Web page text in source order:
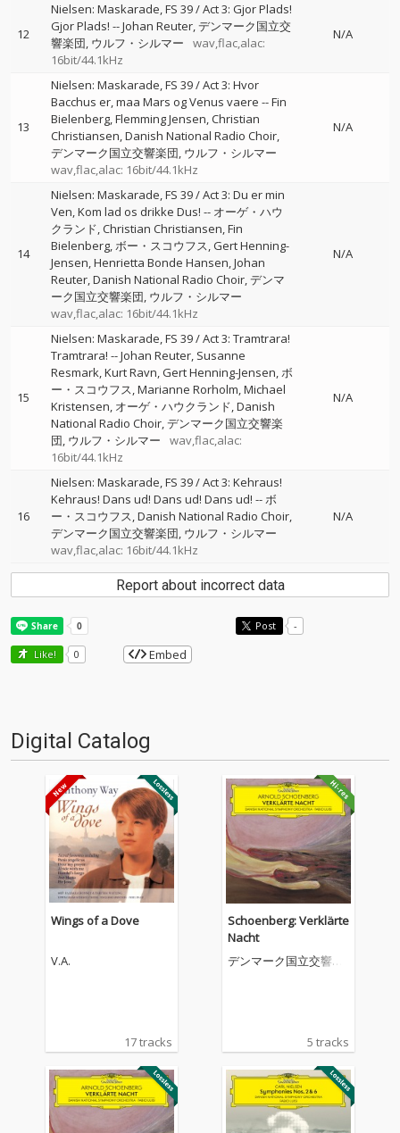
12
Nielsen: Maskarade, FS 39 / Act 3: Gjor Plads!
Gjor Plads! --Johan Reuter デンマーク国立交
響楽団 ウルフ・シルマー
wav,flac,alac:
16bit/44.1kHz
N/A
13
Nielsen: Maskarade, FS 39 / Act 3: Hvor
Bacchus er, maa Mars og Venus vaere --Fin
Bielenberg Flemming Jensen Christian
Christiansen Danish National Radio Choir
デンマーク国立交響楽団 ウルフ・シルマー
wav,flac,alac: 16bit/44.1kHz
N/A
14
Nielsen: Maskarade, FS 39 / Act 3: Du er min
Ven, Kom lad os drikke Dus! -- オーゲ・ハウ
クランド Christian Christiansen Fin
Bielenberg ボー・スコウフス Gert Henning-
Jensen Henrietta Bonde Hansen Johan
Reuter Danish National Radio Choir デンマ
ーク国立交響楽団 ウルフ・シルマー
wav,flac,alac: 16bit/44.1kHz
N/A
15
Nielsen: Maskarade, FS 39 / Act 3: Tramtrara!
Tramtrara! --Johan Reuter Susanne
Resmark Kurt Ravn Gert Henning-Jensen ボ
ー・スコウフス Marianne Rorholm Michael
Kristensen オーゲ・ハウクランド Danish
National Radio Choir デンマーク国立交響楽
団 ウルフ・シルマー
wav,flac,alac:
16bit/44.1kHz
N/A
16
Nielsen: Maskarade, FS 39 / Act 3: Kehraus!
Kehraus! Dans ud! Dans ud! Dans ud! --ボ
ー・スコウフス Danish National Radio Choir
デンマーク国立交響楽団 ウルフ・シルマー
wav,flac,alac: 16bit/44.1kHz
N/A
Report about incorrect data
Post -
Like! 0 Embed
Digital Catalog
Wings of a Dove
V.A.
17 tracks
Schoenberg: Verklärte
Nacht
デンマーク国立交響楽
5 tracks